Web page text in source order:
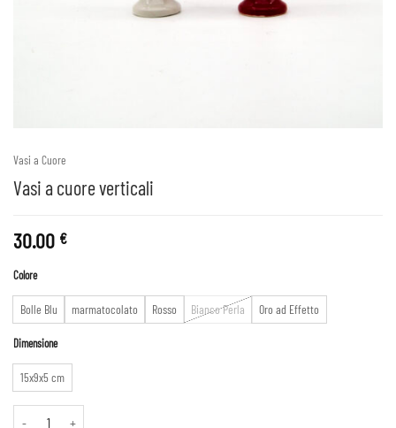
Vasi a Cuore
Vasi a cuore verticali
30.00 €
Colore
Bolle Blu marmatocolato Rosso Bianco Perla Oro ad Effetto
Dimensione
15x9x5 cm